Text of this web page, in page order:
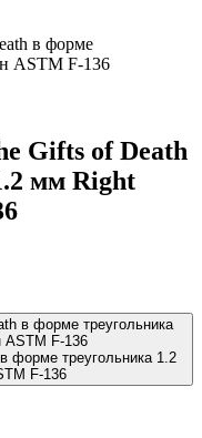
Gifts of Death
мм Right
форме треугольника 1.2
F-136